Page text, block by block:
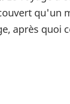
qu'un
après quoi